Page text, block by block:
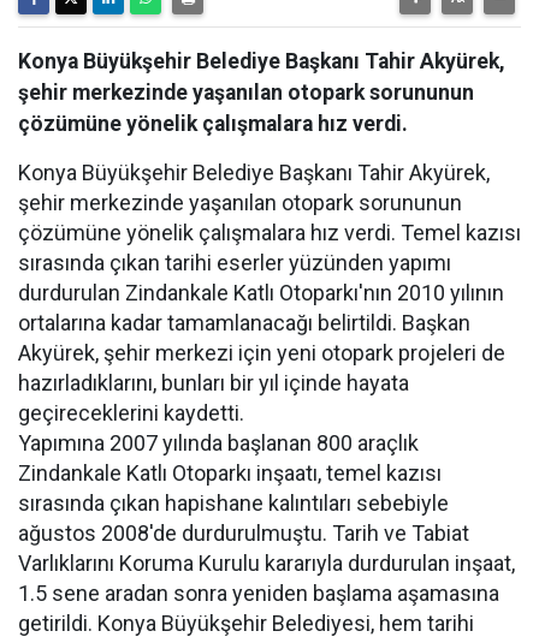
Konya Büyükşehir Belediye Başkanı Tahir Akyürek,
şehir merkezinde yaşanılan otopark sorununun
çözümüne yönelik çalışmalara hız verdi.
Konya Büyükşehir Belediye Başkanı Tahir Akyürek,
şehir merkezinde yaşanılan otopark sorununun
çözümüne yönelik çalışmalara hız verdi. Temel kazısı
sırasında çıkan tarihi eserler yüzünden yapımı
durdurulan Zindankale Katlı Otoparkı'nın 2010 yılının
ortalarına kadar tamamlanacağı belirtildi. Başkan
Akyürek, şehir merkezi için yeni otopark projeleri de
hazırladıklarını, bunları bir yıl içinde hayata
geçireceklerini kaydetti.
Yapımına 2007 yılında başlanan 800 araçlık
Zindankale Katlı Otoparkı inşaatı, temel kazısı
sırasında çıkan hapishane kalıntıları sebebiyle
ağustos 2008'de durdurulmuştu. Tarih ve Tabiat
Varlıklarını Koruma Kurulu kararıyla durdurulan inşaat,
1.5 sene aradan sonra yeniden başlama aşamasına
getirildi. Konya Büyükşehir Belediyesi, hem tarihi